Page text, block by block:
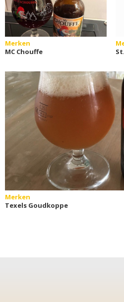
Merken
MC Chouffe
Merken
Texels Goudkoppe